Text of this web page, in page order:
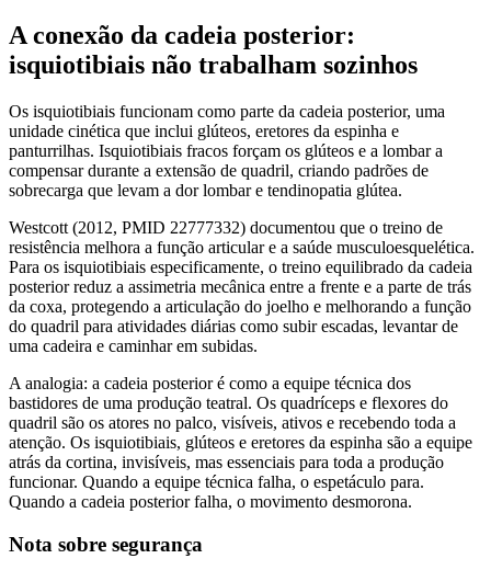
A conexão da cadeia posterior:
isquiotibiais não trabalham sozinhos
Os isquiotibiais funcionam como parte da cadeia posterior, uma
unidade cinética que inclui glúteos, eretores da espinha e
panturrilhas. Isquiotibiais fracos forçam os glúteos e a lombar a
compensar durante a extensão de quadril, criando padrões de
sobrecarga que levam a dor lombar e tendinopatia glútea.
Westcott (2012, PMID 22777332) documentou que o treino de
resistência melhora a função articular e a saúde musculoesquelética.
Para os isquiotibiais especificamente, o treino equilibrado da cadeia
posterior reduz a assimetria mecânica entre a frente e a parte de trás
da coxa, protegendo a articulação do joelho e melhorando a função
do quadril para atividades diárias como subir escadas, levantar de
uma cadeira e caminhar em subidas.
A analogia: a cadeia posterior é como a equipe técnica dos
bastidores de uma produção teatral. Os quadríceps e flexores do
quadril são os atores no palco, visíveis, ativos e recebendo toda a
atenção. Os isquiotibiais, glúteos e eretores da espinha são a equipe
atrás da cortina, invisíveis, mas essenciais para toda a produção
funcionar. Quando a equipe técnica falha, o espetáculo para.
Quando a cadeia posterior falha, o movimento desmorona.
Nota sobre segurança